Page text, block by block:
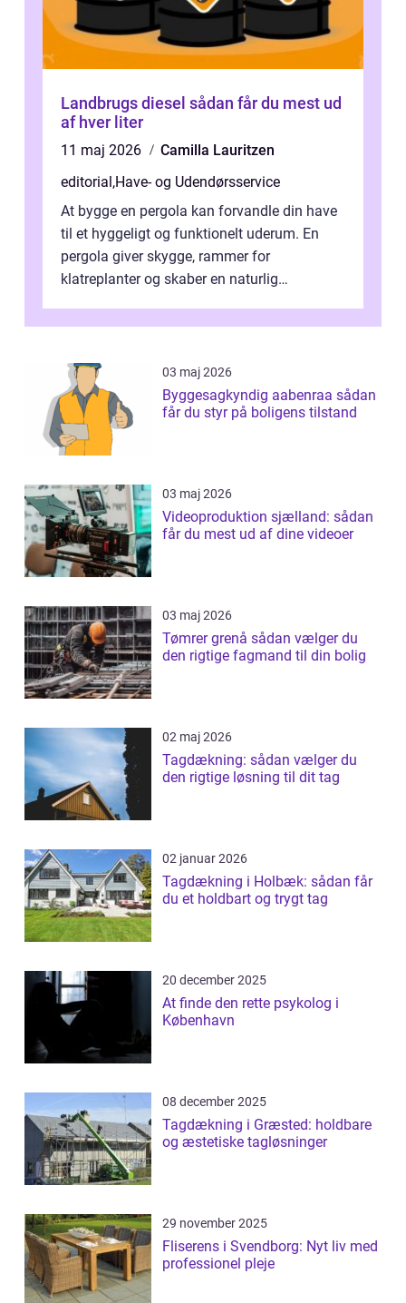
Landbrugs diesel sådan får du mest ud
af hver liter
11 maj 2026
Camilla Lauritzen
editorial ,Have- og Udendørsservice
At bygge en pergola kan forvandle din have
til et hyggeligt og funktionelt uderum. En
pergola giver skygge, rammer for
klatreplanter og skaber en naturlig
d...
03 maj 2026
Byggesagkyndig aabenraa sådan
får du styr på boligens tilstand
03 maj 2026
Videoproduktion sjælland: sådan
får du mest ud af dine videoer
03 maj 2026
Tømrer grenå sådan vælger du
den rigtige fagmand til din bolig
02 maj 2026
Tagdækning: sådan vælger du
den rigtige løsning til dit tag
02 januar 2026
Tagdækning i Holbæk: sådan får
du et holdbart og trygt tag
20 december 2025
At finde den rette psykolog i
København
08 december 2025
Tagdækning i Græsted: holdbare
og æstetiske tagløsninger
29 november 2025
Fliserens i Svendborg: Nyt liv med
professionel pleje